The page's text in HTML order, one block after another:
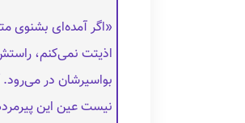
«اگر آمده‌ای بشنوی
اذیتت نمی‌کنم،
بواسیرشان در
نیست عین این